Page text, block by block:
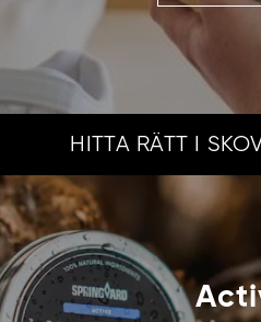
HITTA RÄTT I